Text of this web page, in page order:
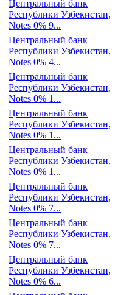
Центральный банк
Республики Узбекистан,
Notes 0% 1...
Центральный банк
Республики Узбекистан,
Notes 0% 9...
Центральный банк
Республики Узбекистан,
Notes 0% 4...
Центральный банк
Республики Узбекистан,
Notes 0% 1...
Центральный банк
Республики Узбекистан,
Notes 0% 1...
Центральный банк
Республики Узбекистан,
Notes 0% 1...
Центральный банк
Республики Узбекистан,
Notes 0% 7...
Центральный банк
Республики Узбекистан,
Notes 0% 7...